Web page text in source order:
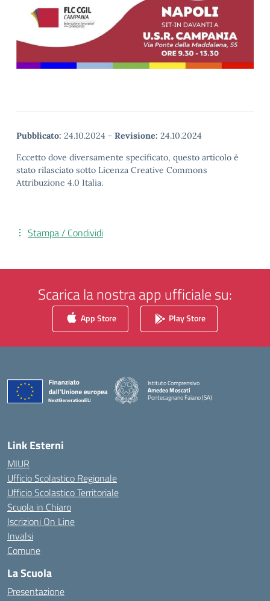
Pubblicato: 24.10.2024 - Revisione: 24.10.2024
Eccetto dove diversamente specificato, questo articolo è
stato rilasciato sotto Licenza Creative Commons
Attribuzione 4.0 Italia.
Stampa / Condividi
Scarica la nostra app ufficiale su:
App Store Play Store
Istituto Comprensivo
Amedeo Moscati
Pontecagnano Faiano (SA)
— Visita la pagina iniziale della scuola
Link Esterni
MIUR
Ufficio Scolastico Regionale
Ufficio Scolastico Territoriale
Scuola in Chiaro
Iscrizioni On Line
Invalsi
Comune
La Scuola
Presentazione